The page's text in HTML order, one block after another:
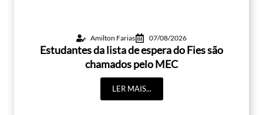
Amilton Farias 07/08/2026
Estudantes da lista de espera do Fies são
chamados pelo MEC
LER MAIS...